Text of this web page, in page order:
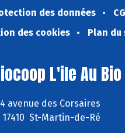
des données
des cookies
Plan du
L'ile Au Bio
4 avenue des Corsaires
17410 St-Martin-de-Ré